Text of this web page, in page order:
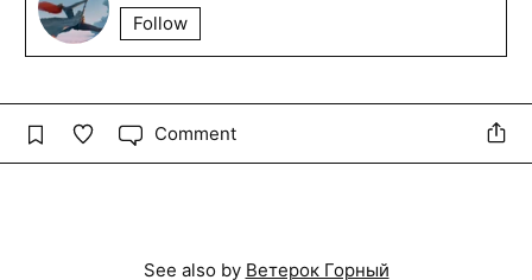
Follow
Comment
See also by Ветерок Горный